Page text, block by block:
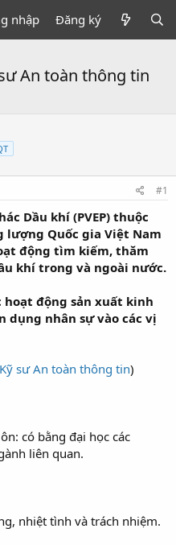
nhập Đăng ký
An toàn thông tin
#1
Dầu khí (PVEP) thuộc
lượng Quốc gia Việt Nam
động tìm kiếm, thăm
khí trong và ngoài nước.
hoạt động sản xuất kinh
dụng nhân sự vào các vị
Kỹ sư An toàn thông tin)
có bằng đại học các
liên quan.
nhiệt tình và trách nhiệm.